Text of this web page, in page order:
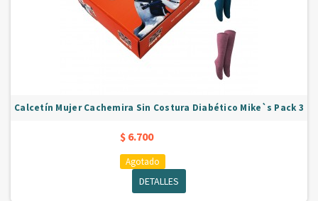
Calcetín Mujer Cachemira Sin Costura Diabético Mike`s Pack 3
$ 6.700
Agotado
DETALLES